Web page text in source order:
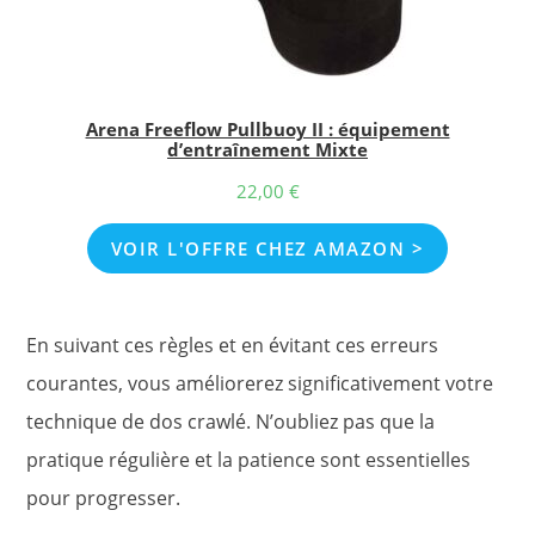
Arena Freeflow Pullbuoy II : équipement
d’entraînement Mixte
22,00 €
VOIR L'OFFRE CHEZ AMAZON >
En suivant ces règles et en évitant ces erreurs
courantes, vous améliorerez significativement votre
technique de dos crawlé. N’oubliez pas que la
pratique régulière et la patience sont essentielles
pour progresser.